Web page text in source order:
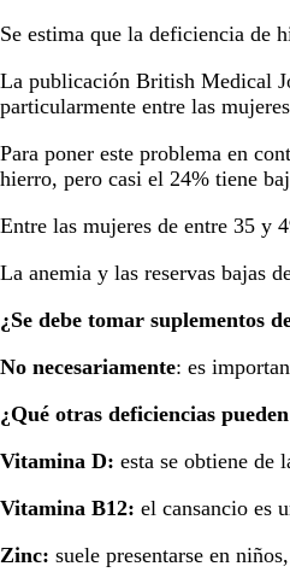
Se estima que la deficiencia de
La publicación British Medical
particularmente entre las
Para poner este problema en
hierro, pero casi el 24% tiene
Entre las mujeres de entre 35 y
La anemia y las reservas bajas
¿Se debe tomar suplementos
No necesariamente: es
¿Qué otras deficiencias
Vitamina D: esta se obtiene de
Vitamina B12: el cansancio es
Zinc: suele presentarse en